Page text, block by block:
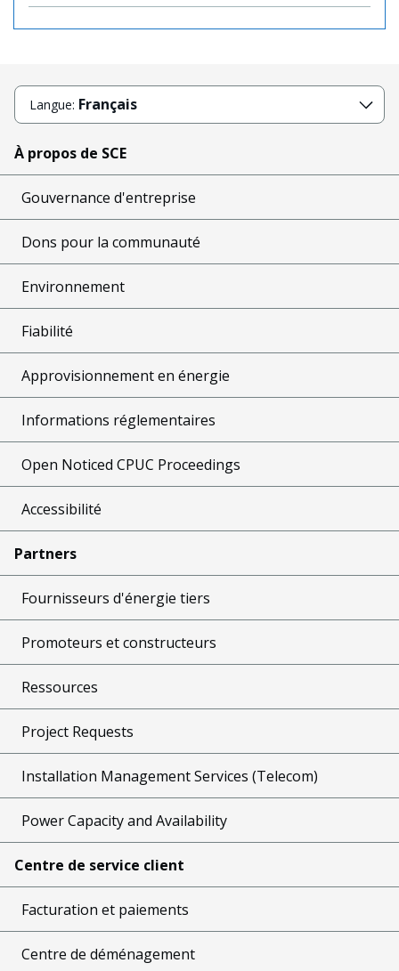
Langue: Français
À propos de SCE
Gouvernance d'entreprise
Dons pour la communauté
Environnement
Fiabilité
Approvisionnement en énergie
Informations réglementaires
Open Noticed CPUC Proceedings
Accessibilité
Partners
Fournisseurs d'énergie tiers
Promoteurs et constructeurs
Ressources
Project Requests
Installation Management Services (Telecom)
Power Capacity and Availability
Centre de service client
Facturation et paiements
Centre de déménagement